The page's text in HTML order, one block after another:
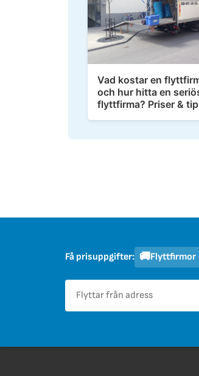
Vad kostar en
och hur hitta en
flyttfirma? Priser &
Få prisuppgifter: 🚚Flyttfirmor